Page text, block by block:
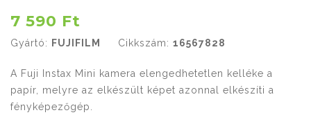
7 590 Ft
Gyártó: FUJIFILM Cikkszám: 16567828
A Fuji Instax Mini kamera elengedhetetlen kelléke a
papír, melyre az elkészült képet azonnal elkészíti a
fényképezőgép.